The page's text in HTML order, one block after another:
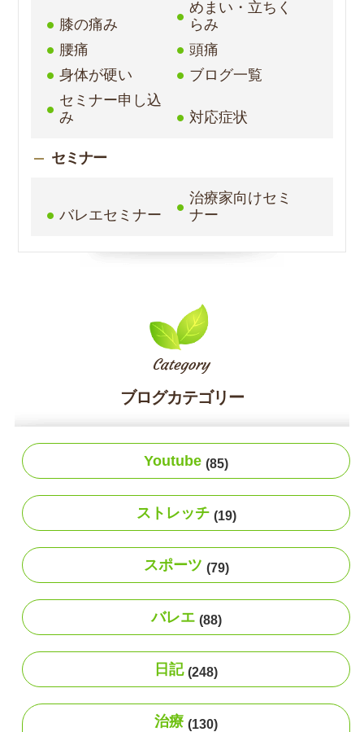
膝の痛み
めまい・立ちく
らみ
腰痛
頭痛
身体が硬い
ブログ一覧
セミナー申し込
み
対応症状
セミナー
バレエセミナー
治療家向けセミ
ナー
ブログカテゴリー
Youtube (85)
ストレッチ (19)
スポーツ (79)
バレエ (88)
日記 (248)
治療 (130)